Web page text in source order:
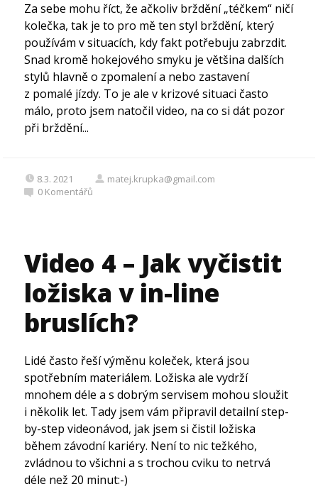
Za sebe mohu říct, že ačkoliv brždění „téčkem“ ničí
kolečka, tak je to pro mě ten styl brždění, který
používám v situacích, kdy fakt potřebuju zabrzdit.
Snad kromě hokejového smyku je většina dalších
stylů hlavně o zpomalení a nebo zastavení
z pomalé jízdy. To je ale v krizové situaci často
málo, proto jsem natočil video, na co si dát pozor
při brždění...
8.3. 2021
matej.krupka@gmail.com
0 Komentářů
Video 4 – Jak vyčistit
ložiska v in-line
bruslích?
Lidé často řeší výměnu koleček, která jsou
spotřebním materiálem. Ložiska ale vydrží
mnohem déle a s dobrým servisem mohou sloužit
i několik let. Tady jsem vám připravil detailní step-
by-step videonávod, jak jsem si čistil ložiska
během závodní kariéry. Není to nic težkého,
zvládnou to všichni a s trochou cviku to netrvá
déle než 20 minut:-)